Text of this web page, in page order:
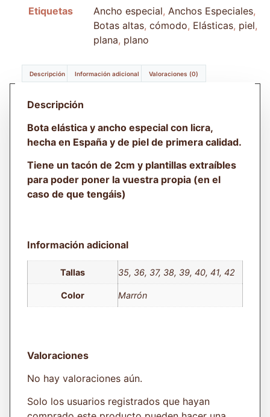
Etiquetas
Ancho especial, Anchos Especiales,
Botas altas, cómodo, Elásticas, piel,
plana, plano
Descripción Información adicional Valoraciones (0)
Descripción
Bota elástica y ancho especial con licra,
hecha en España y de piel de primera calidad.
Tiene un tacón de 2cm y plantillas extraíbles
para poder poner la vuestra propia (en el
caso de que tengáis)
Información adicional
Tallas 35, 36, 37, 38, 39, 40, 41, 42
Color Marrón
Valoraciones
No hay valoraciones aún.
Solo los usuarios registrados que hayan